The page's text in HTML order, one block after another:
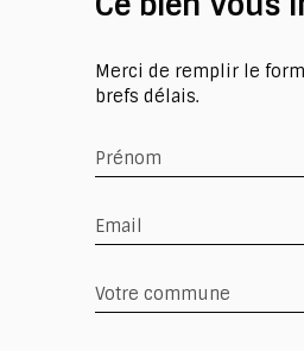
Merci de remplir le
brefs délais.
Prénom
Email
Votre commune